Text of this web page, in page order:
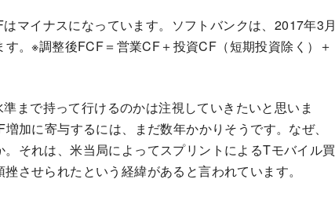
マイナスになっています。ソフトバンクは、2017年3月
。※調整後FCF＝営業CF＋投資CF（短期投資除く）＋
まで持って行けるのかは注視していきたいと思いま
加に寄与するには、まだ数年かかりそうです。なぜ、
それは、米当局によってスプリントによるTモバイル買
させられたという経緯があると言われています。